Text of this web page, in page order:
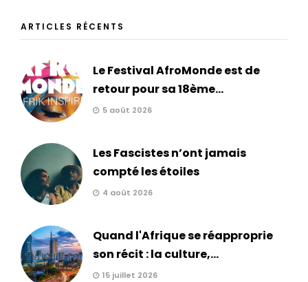
ARTICLES RÉCENTS
Le Festival AfroMonde est de
retour pour sa 18ème...
5 août 2026
Les Fascistes n’ont jamais
compté les étoiles
4 août 2026
Quand l'Afrique se réapproprie
son récit : la culture,...
15 juillet 2026